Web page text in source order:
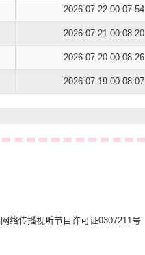
2026-07-22 00:07:54
2026-07-21 00:08:20
2026-07-20 00:08:26
2026-07-19 00:08:07
络传播视听节目许可证0307211号